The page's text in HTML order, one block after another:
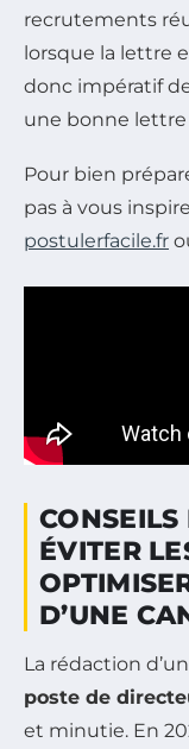
recrutements
lorsque la lettre
donc impératif
une bonne
Pour bien
pas à vous
postulerfacile.fr
ÉVITER
D’UNE
La rédaction
poste de
et minutie. En